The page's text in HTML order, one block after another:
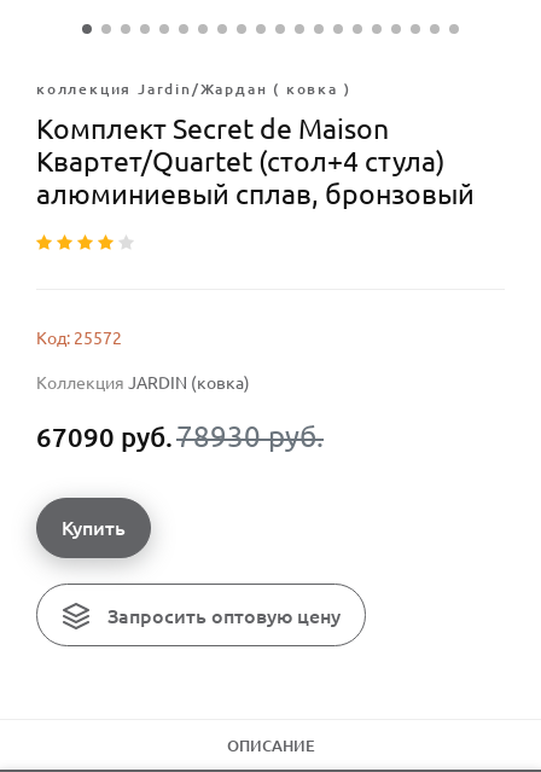
коллекция Jardin/Жардан ( ковка )
Комплект Secret de Maison
Квартет/Quartet (стол+4 стула)
алюминиевый сплав, бронзовый
Код: 25572
Коллекция JARDIN (ковка)
67090 руб.78930 руб.
Купить
Запросить оптовую цену
ОПИСАНИЕ